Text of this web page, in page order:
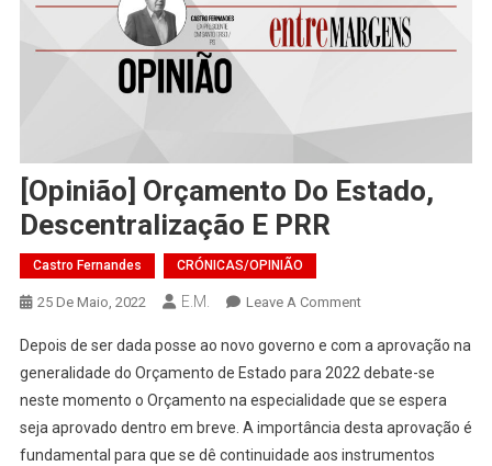
[Opinião] Orçamento Do Estado,
Descentralização E PRR
Castro Fernandes CRÓNICAS/OPINIÃO
25 De Maio, 2022 E.M. Leave A CommentOn
Orçamento
Do
Estado,
Descentralização
E
Depois de ser dada posse ao novo governo e com a aprovação na
generalidade do Orçamento de Estado para 2022 debate-se
neste momento o Orçamento na especialidade que se espera
seja aprovado dentro em breve. A importância desta aprovação é
fundamental para que se dê continuidade aos instrumentos